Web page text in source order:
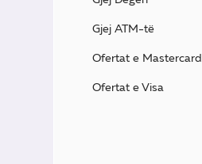
Gjej ATM-të
Ofertat e Mastercard
Ofertat e Visa